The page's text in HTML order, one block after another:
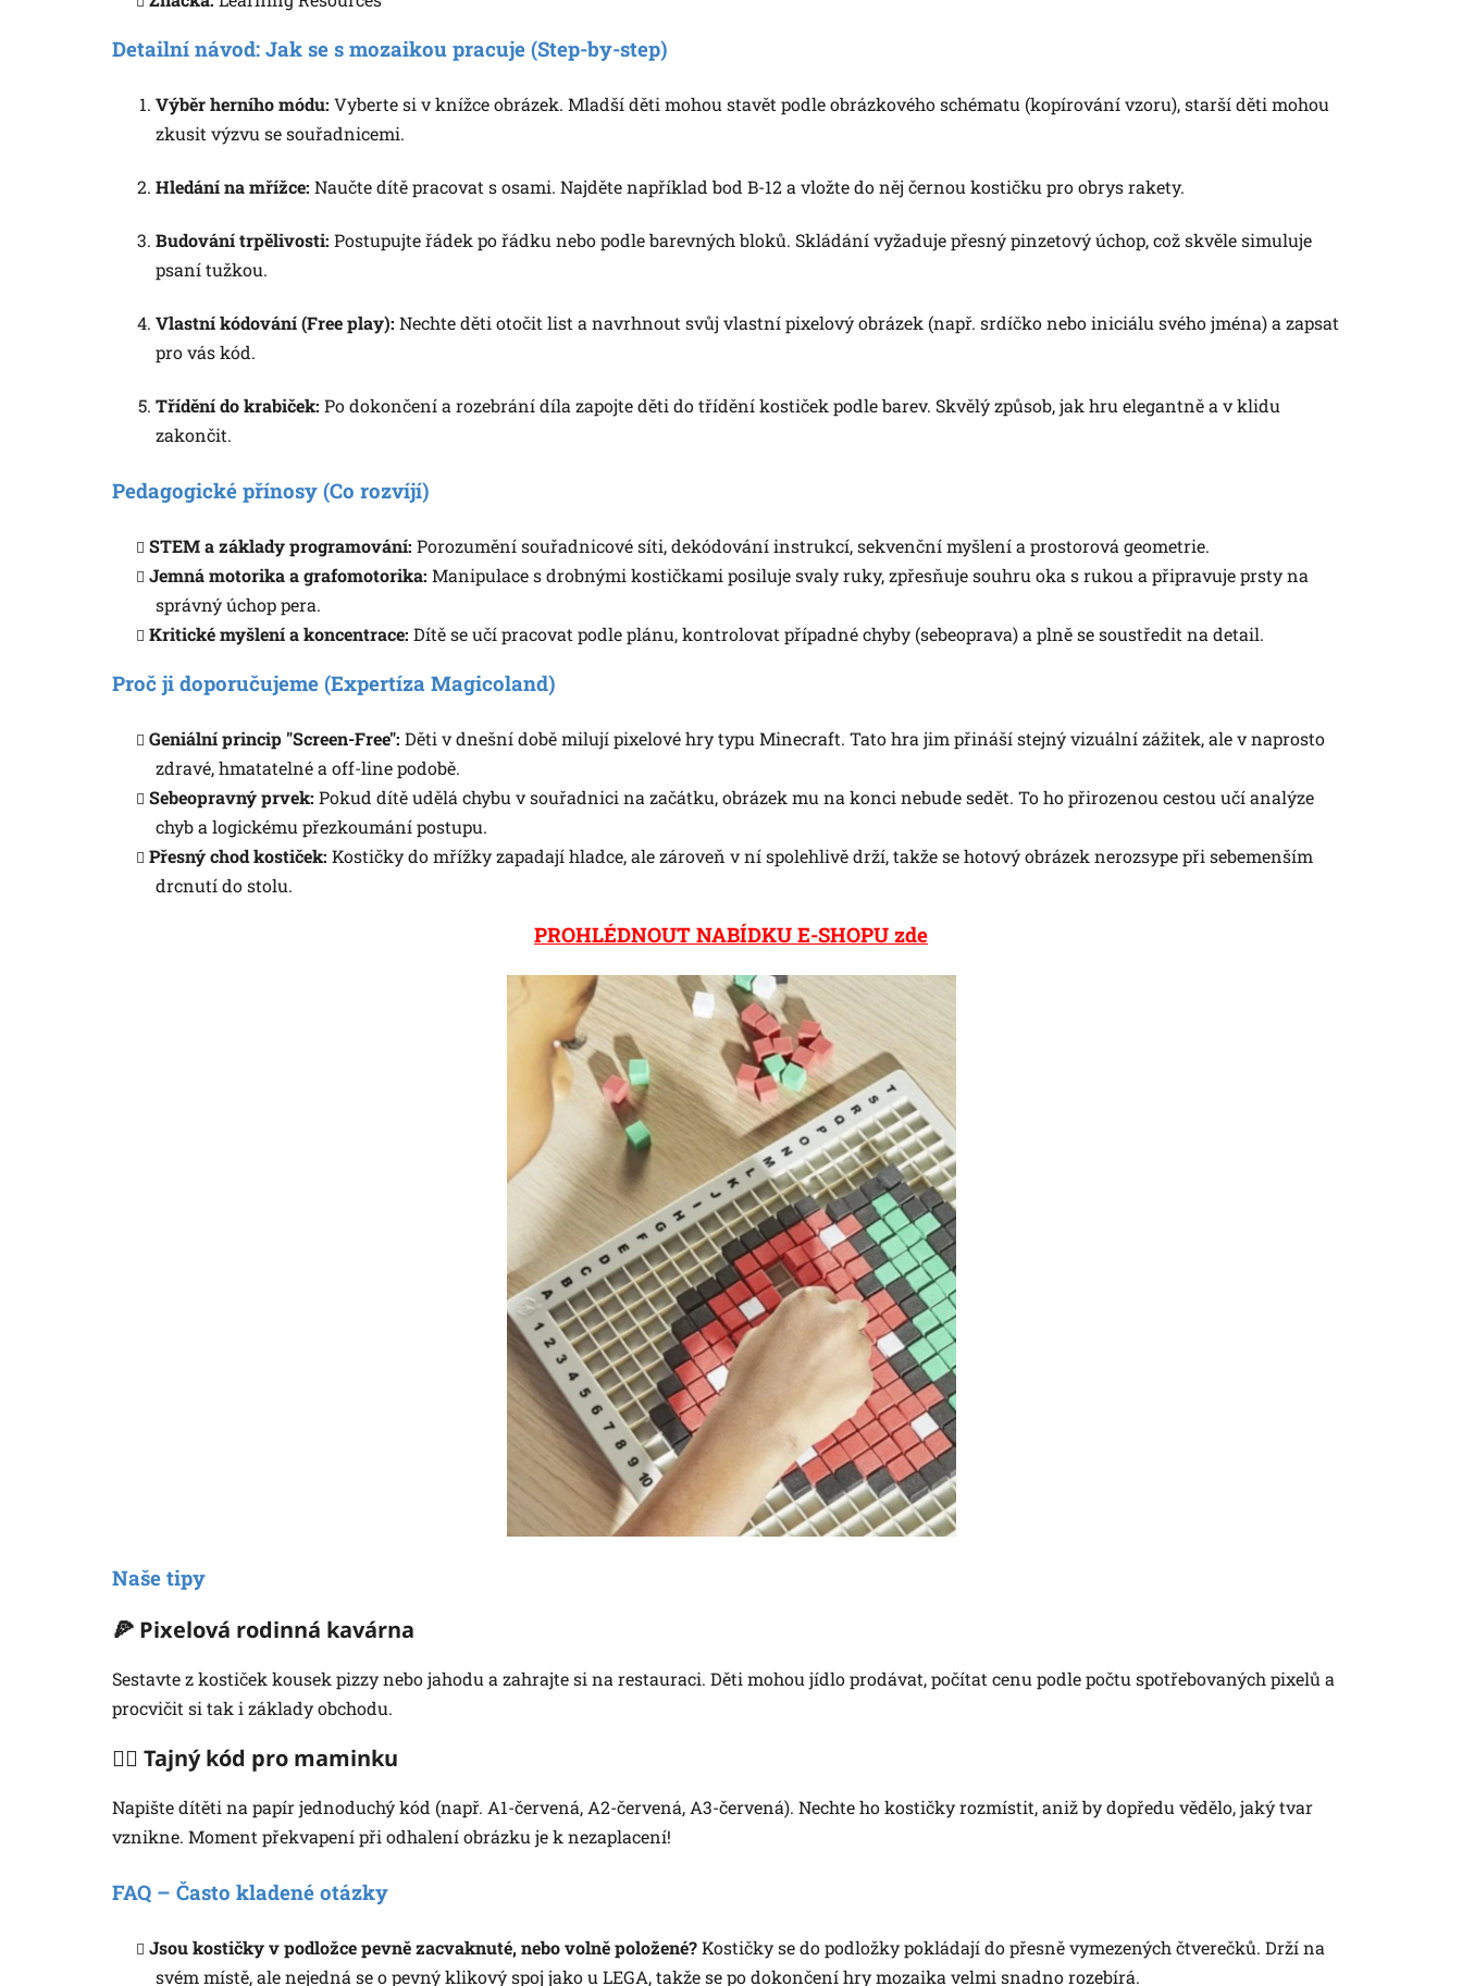
Detailní návod: Jak se s mozaikou pracuje (Step-by-step)
Výběr herního módu: Vyberte si v knížce obrázek. Mladší děti mohou stavět podle obrázkového schématu (kopírování vzoru), starší děti mohou
zkusit výzvu se souřadnicemi.
Hledání na mřížce: Naučte dítě pracovat s osami. Najděte například bod B-12 a vložte do něj černou kostičku pro obrys rakety.
Budování trpělivosti: Postupujte řádek po řádku nebo podle barevných bloků. Skládání vyžaduje přesný pinzetový úchop, což skvěle simuluje
psaní tužkou.
Vlastní kódování (Free play): Nechte děti otočit list a navrhnout svůj vlastní pixelový obrázek (např. srdíčko nebo iniciálu svého jména) a zapsat
pro vás kód.
Třídění do krabiček: Po dokončení a rozebrání díla zapojte děti do třídění kostiček podle barev. Skvělý způsob, jak hru elegantně a v klidu
zakončit.
Pedagogické přínosy (Co rozvíjí)
STEM a základy programování: Porozumění souřadnicové síti, dekódování instrukcí, sekvenční myšlení a prostorová geometrie.
Jemná motorika a grafomotorika: Manipulace s drobnými kostičkami posiluje svaly ruky, zpřesňuje souhru oka s rukou a připravuje prsty na
správný úchop pera.
Kritické myšlení a koncentrace: Dítě se učí pracovat podle plánu, kontrolovat případné chyby (sebeoprava) a plně se soustředit na detail.
Proč ji doporučujeme (Expertíza Magicoland)
Geniální princip "Screen-Free": Děti v dnešní době milují pixelové hry typu Minecraft. Tato hra jim přináší stejný vizuální zážitek, ale v naprosto
zdravé, hmatatelné a off-line podobě.
Sebeopravný prvek: Pokud dítě udělá chybu v souřadnici na začátku, obrázek mu na konci nebude sedět. To ho přirozenou cestou učí analýze
chyb a logickému přezkoumání postupu.
Přesný chod kostiček: Kostičky do mřížky zapadají hladce, ale zároveň v ní spolehlivě drží, takže se hotový obrázek nerozsype při sebemenším
drcnutí do stolu.
PROHLÉDNOUT NABÍDKU E-SHOPU zde
Naše tipy
🍕 Pixelová rodinná kavárna
Sestavte z kostiček kousek pizzy nebo jahodu a zahrajte si na restauraci. Děti mohou jídlo prodávat, počítat cenu podle počtu spotřebovaných pixelů a
procvičit si tak i základy obchodu.
🕵🏼 Tajný kód pro maminku
Napište dítěti na papír jednoduchý kód (např. A1-červená, A2-červená, A3-červená). Nechte ho kostičky rozmístit, aniž by dopředu vědělo, jaký tvar
vznikne. Moment překvapení při odhalení obrázku je k nezaplacení!
FAQ – Často kladené otázky
Jsou kostičky v podložce pevně zacvaknuté, nebo volně položené?Kostičky se do podložky pokládají do přesně vymezených čtverečků. Drží na
svém místě, ale nejedná se o pevný klikový spoj jako u LEGA, takže se po dokončení hry mozaika velmi snadno rozebírá.